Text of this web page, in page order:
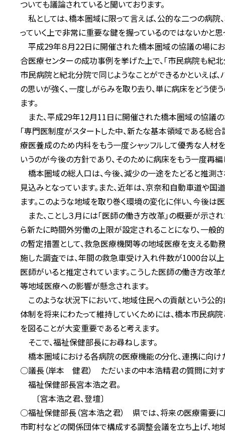
ついても議論されていると聞いております。
私としては、橋本圏域に限って言えば、公的な二つの病
っていく上で非常に重要な鍵を握っているのではないかと思
平成29年８月22日に開催された橋本圏域の協議の場に
合医療センターの成功事例を挙げた上で、「市民病院も紀
市民病院と紀北分院で同じようなことができるかといえば
の思いが強く、一度しがらみを取り去り、単に病床をどう
ます。
また、平成29年12月11日に開催された橋本圏域の協議
「専門医制度がスタートした中、新たな基本領域である総
療医養成のため内科をもう一度シャッフルして優秀な人材
いうのが今後の方針であり、そのために病床をもう一度再
橋本圏域の総人口は、今後、減少の一途をたどると推測
見込みとなっています。また、近年は、京奈和自動車道や
ます。このような地域を取り巻く環境の変化に伴い、今後は
また、ことし３月には「医師の働き方改革」の概要が示
ら新たに時間外労働の上限が設定されることになり、一般
の暫定措置として、救急医療機関等の地域医療を支える
施した調査では、年間の救急車受け入れ件数が1000台以
医師がいると推定されています。こうした医師の働き方改
等地域医療への影響が懸念されます。
このような状況下において、地域住民への貢献という公
体制を将来にわたって維持していくためには、橋本市民病
を図ることが大変重要であると考えます。
そこで、福祉保健部長にお尋ねします。
橋本圏域における各病院の医療機能の分化、連携に向け
○議長（岸本 健君） ただいまの中本浩精君の質問に対す
福祉保健部長宮本浩之君。
〔宮本浩之君、登壇〕
○福祉保健部長（宮本浩之君） 県では、将来の医療需要に
市町村などの関係団体で構成する調整会議を立ち上げ、地